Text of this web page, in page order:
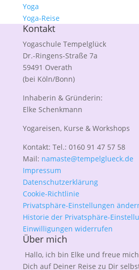
Yoga
Yoga-Reise
Kontakt
Yogaschule Tempelglück
Dr.-Ringens-Straße 7a
59491 Overath
(bei Köln/Bonn)
Inhaberin & Gründerin:
Elke Schenkmann
Yogareisen, Kurse & Workshops
Kontakt: Tel.: 0160 91 47 57 58
Mail: namaste@tempelglueck.de
Impressum
Datenschutzerklärung
Cookie-Richtlinie
Privatsphäre-Einstellungen
Historie der Privatsphäre-
Einwilligungen widerrufen
Über mich
Hallo, ich bin Elke und freue
Dich auf Deiner Reise zu Dir